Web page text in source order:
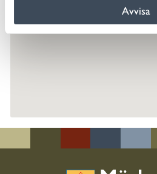
Avvisa